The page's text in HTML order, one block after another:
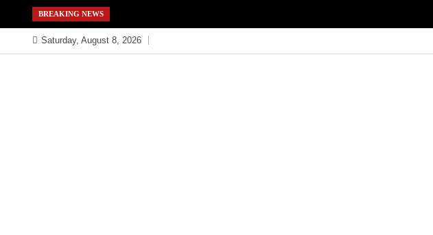
to
content
BREAKING NEWS
Saturday, August 8, 2026